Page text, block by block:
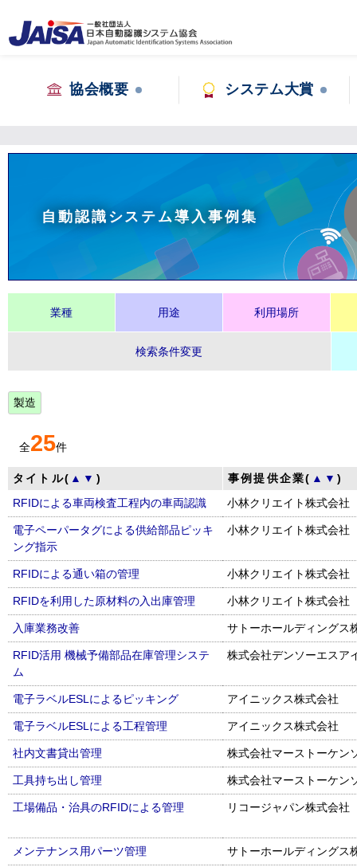
協会概要 システム大賞
自動認識システム導入事例集
業種 用途 利用場所
検索条件変更
製造
全25件
タイトル( ▲ ▼ ) 事例提供企業( ▲ ▼)
RFIDによる車両検査工程内の車両認識
小林クリエイト株式会社
電子ペーパータグによる供給部品ピッキ
ング指示
小林クリエイト株式会社
RFIDによる通い箱の管理 小林クリエイト株式会社
RFIDを利用した原材料の入出庫管理 小林クリエイト株式会社
入庫業務改善 サトーホールディングス
RFID活用 機械予備部品在庫管理システ
ム
株式会社デンソーエスア
電子ラベルESLによるピッキング アイニックス株式会社
電子ラベルESLによる工程管理 アイニックス株式会社
社内文書貸出管理 株式会社マーストーケン
工具持ち出し管理 株式会社マーストーケン
工場備品・治具のRFIDによる管理 リコージャパン株式会社
メンテナンス用パーツ管理 サトーホールディングス